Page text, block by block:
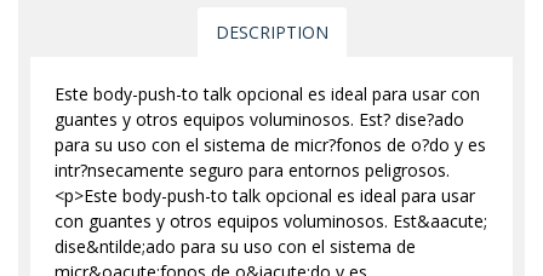
DESCRIPTION
Este body-push-to talk opcional es ideal para usar con
guantes y otros equipos voluminosos. Est? dise?ado
para su uso con el sistema de micr?fonos de o?do y es
intr?nsecamente seguro para entornos peligrosos.
<p>Este body-push-to talk opcional es ideal para usar
con guantes y otros equipos voluminosos. Est&aacute;
dise&ntilde;ado para su uso con el sistema de